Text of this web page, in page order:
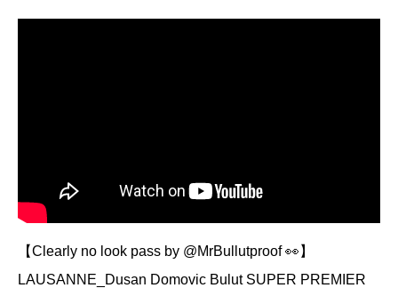
【Clearly no look pass by @MrBullutproof 👀】
LAUSANNE_Dusan Domovic Bulut SUPER PREMIER